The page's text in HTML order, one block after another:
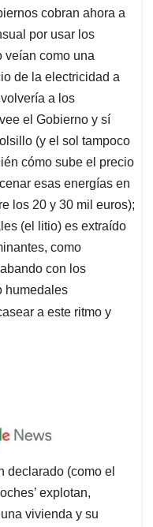
cobran ahora a
por usar los
veían como una
de la electricidad a
a los
el Gobierno y sí
(y el sol tampoco
cómo sube el precio
esas energías en
los 20 y 30 mil euros);
(el litio) es extraído
como
con los
humedales
a este ritmo y
declarado (como el
explotan,
vivienda y su